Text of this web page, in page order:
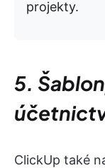
projekty.
5.
ClickUp také